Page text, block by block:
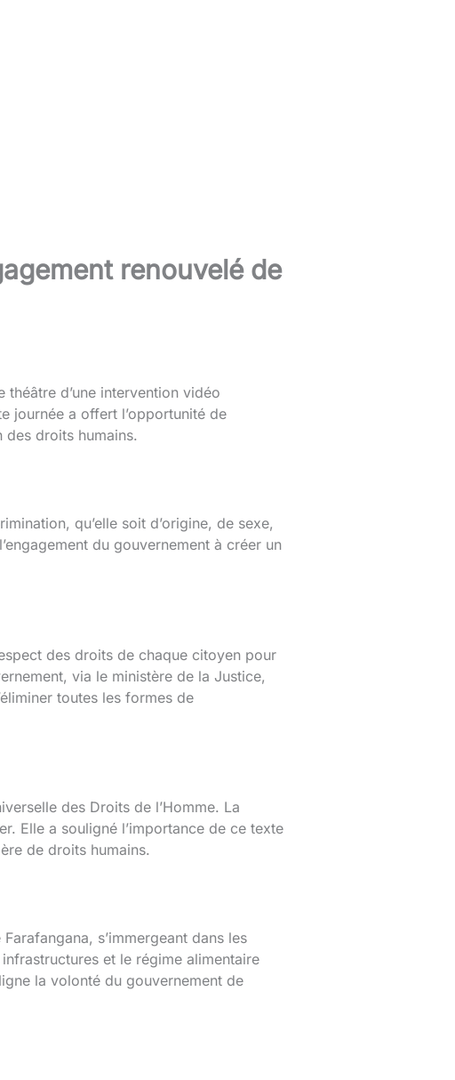
renouvelé de
théâtre d’une intervention vidéo
journée a offert l’opportunité de
des droits humains.
qu’elle soit d’origine, de sexe,
du gouvernement à créer un
des droits de chaque citoyen pour
via le ministère de la Justice,
toutes les formes de
des Droits de l’Homme. La
Elle a souligné l’importance de ce texte
de droits humains.
s’immergeant dans les
et le régime alimentaire
la volonté du gouvernement de